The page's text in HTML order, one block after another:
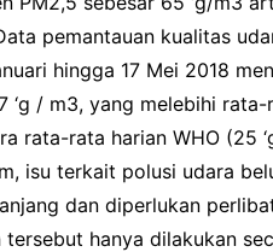
pemantauan kualitas
hingga 17 Mei 2018
‘g / m3, yang melebihi
rata-rata harian WHO (25
isu terkait polusi udara
dan diperlukan
tersebut hanya dilakukan